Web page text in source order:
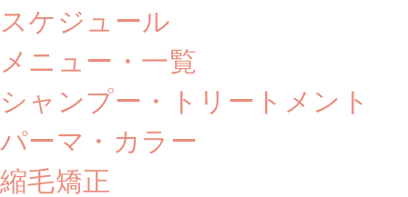
スケジュール
メニュー・一覧
シャンプー・トリートメント
パーマ・カラー
縮毛矯正